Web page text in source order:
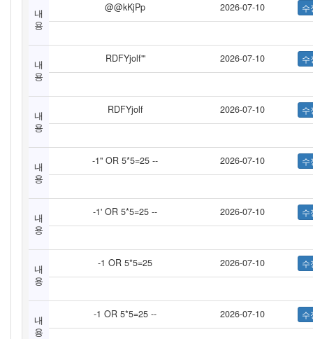
내
용
@@kKjPp 2026-07-10
내
용
RDFYjolf'" 2026-07-10
내
용
RDFYjolf 2026-07-10
내
용
-1" OR 5*5=25 -- 2026-07-10
내
용
-1' OR 5*5=25 -- 2026-07-10
내
용
-1 OR 5*5=25 2026-07-10
내
용
-1 OR 5*5=25 -- 2026-07-10